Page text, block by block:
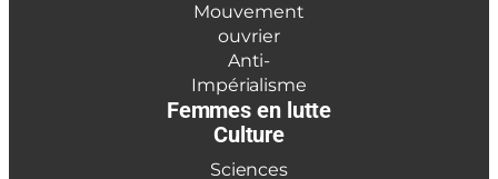
Mouvement
ouvrier
Anti-
Impérialisme
Femmes en lutte
Culture
Sciences